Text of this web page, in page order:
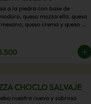
a la piedra con base de
queso mozzarella, queso
queso crema y queso
CHOCLO SALVAJE
nuestra nueva y sabrosa